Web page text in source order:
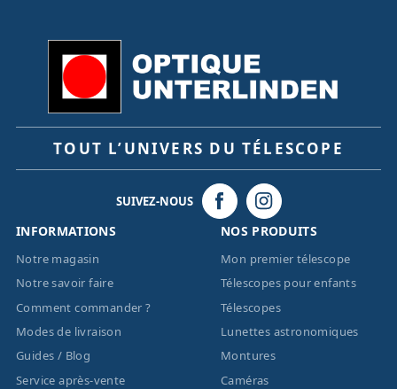
TOUT L’UNIVERS DU TÉLESCOPE
SUIVEZ-NOUS
INFORMATIONS
Notre magasin
Notre savoir faire
Comment commander ?
Modes de livraison
Guides / Blog
Service après-vente
NOS PRODUITS
Mon premier télescope
Télescopes pour enfants
Télescopes
Lunettes astronomiques
Montures
Caméras